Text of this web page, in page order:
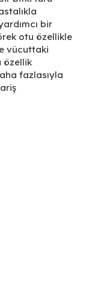
bir
otu özellikle
vücuttaki
özellik
fazlasıyla